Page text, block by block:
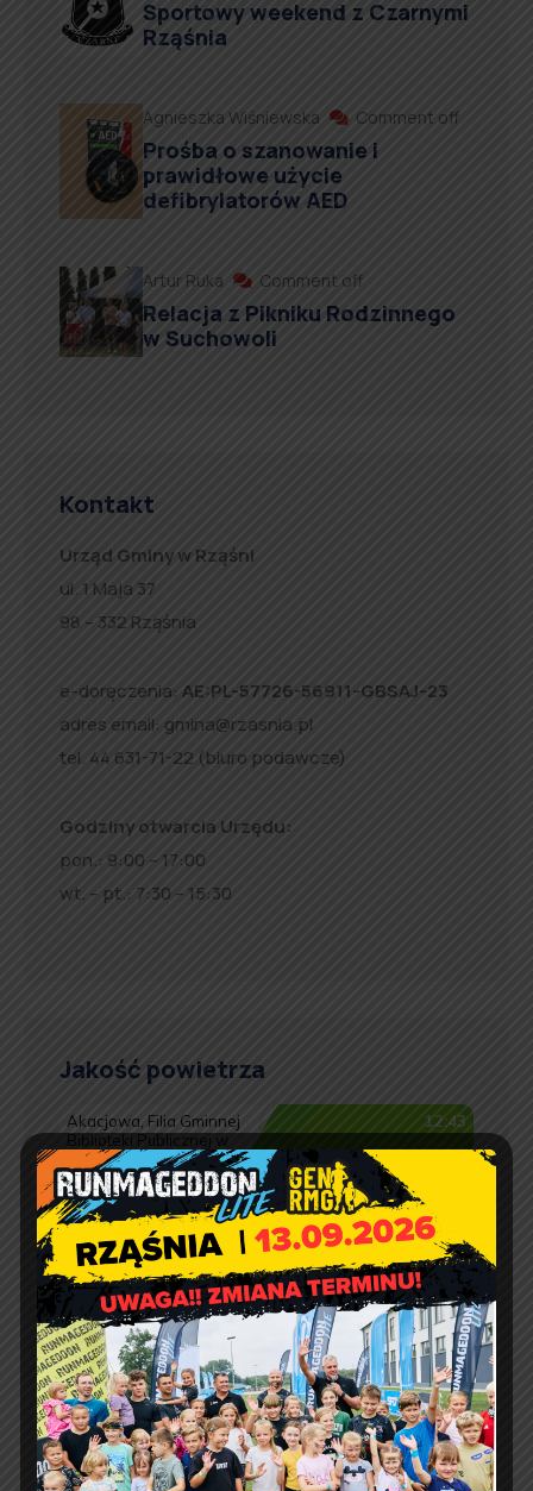
Sportowy weekend z Czarnymi
Rząśnia
Agnieszka Wiśniewska Comment off
Prośba o szanowanie i
prawidłowe użycie
defibrylatorów AED
Artur Ruka Comment off
Relacja z Pikniku Rodzinnego
w Suchowoli
Kontakt
Urząd Gminy w Rząśni
ul. 1 Maja 37
98 – 332 Rząśnia
e-doręczenia: AE:PL-57726-56911-GBSAJ-23
adres email: gmina@rzasnia.pl
tel. 44 631-71-22 (biuro podawcze)
Godziny otwarcia Urzędu:
pon.: 9:00 – 17:00
wt. – pt.: 7:30 – 15:30
Jakość powietrza